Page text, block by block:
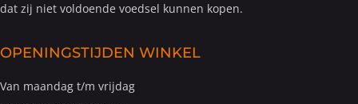
dat zij niet voldoende voedsel kunnen kopen.
OPENINGSTIJDEN WINKEL
Van maandag t/m vrijdag